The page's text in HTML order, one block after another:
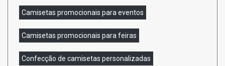
Camisetas promocionais para eventos
Camisetas promocionais para feiras
Confecção de camisetas personalizadas